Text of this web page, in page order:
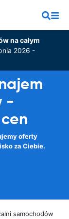
na całym
2026 -
-
oferty
za Ciebie.
samochodów